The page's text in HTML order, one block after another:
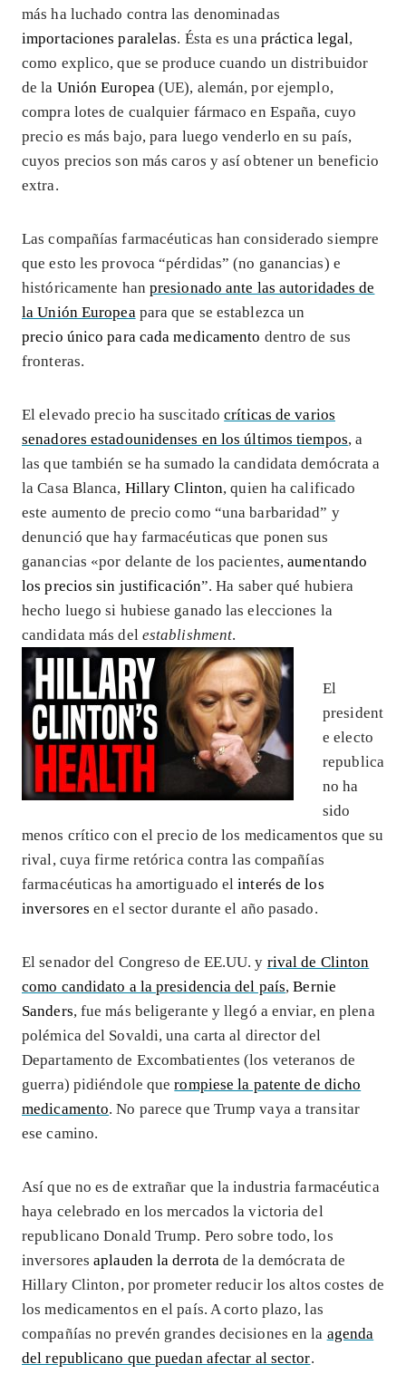
más ha luchado contra las denominadas
importaciones paralelas. Ésta es una práctica legal,
como explico, que se produce cuando un distribuidor
de la Unión Europea (UE), alemán, por ejemplo,
compra lotes de cualquier fármaco en España, cuyo
precio es más bajo, para luego venderlo en su país,
cuyos precios son más caros y así obtener un beneficio
extra.
Las compañías farmacéuticas han considerado siempre
que esto les provoca “pérdidas” (no ganancias) e
históricamente han presionado ante las autoridades de
la Unión Europea para que se establezca un
precio único para cada medicamento dentro de sus
fronteras.
El elevado precio ha suscitadocríticas de varios
senadores estadounidenses en los últimos tiempos, a
las que también se ha sumado la candidata demócrata a
la Casa Blanca, Hillary Clinton, quien ha calificado
este aumento de precio como “una barbaridad” y
denunció que hay farmacéuticas que ponen sus
ganancias «por delante de los pacientes,aumentando
los precios sin justificación”. Ha saber qué hubiera
hecho luego si hubiese ganado las elecciones la
candidata más del establishment.
El
president
e electo
republica
no ha
sido
menos crítico con el precio de los medicamentos que su
rival, cuya firme retórica contra las compañías
farmacéuticas ha amortiguado elinterés de los
inversores en el sector durante el año pasado.
El senador del Congreso de EE.UU. y rival de Clinton
como candidato a la presidencia del país,Bernie
Sanders, fue más beligerante y llegó a enviar, en plena
polémica del Sovaldi, una carta al director del
Departamento de Excombatientes (los veteranos de
guerra) pidiéndole querompiese la patente de dicho
medicamento. No parece que Trump vaya a transitar
ese camino.
Así que no es de extrañar que la industria farmacéutica
haya celebrado en los mercados la victoria del
republicano Donald Trump. Pero sobre todo, los
inversoresaplauden la derrota de la demócrata de
Hillary Clinton, por prometer reducir los altos costes de
los medicamentos en el país. A corto plazo, las
compañías no prevén grandes decisiones en la agenda
del republicano que puedan afectar al sector.